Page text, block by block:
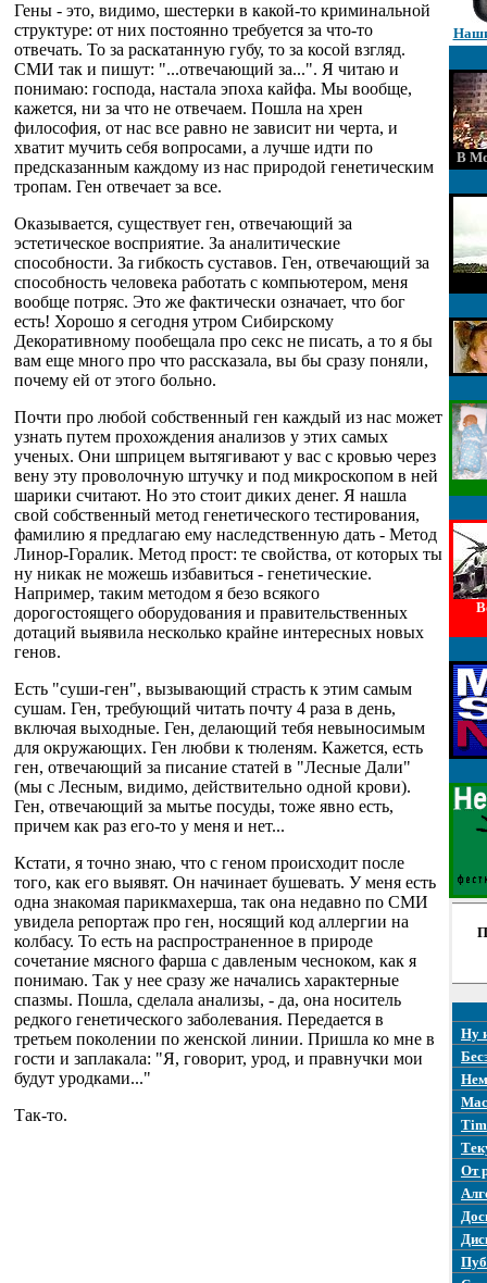
Гены - это, видимо, шестерки в какой-то криминальной
структуре: от них постоянно требуется за что-то
отвечать. То за раскатанную губу, то за косой взгляд.
СМИ так и пишут: "...отвечающий за...". Я читаю и
понимаю: господа, настала эпоха кайфа. Мы вообще,
кажется, ни за что не отвечаем. Пошла на хрен
философия, от нас все равно не зависит ни черта, и
хватит мучить себя вопросами, а лучше идти по
предсказанным каждому из нас природой генетическим
тропам. Ген отвечает за все.
Оказывается, существует ген, отвечающий за
эстетическое восприятие. За аналитические
способности. За гибкость суставов. Ген, отвечающий за
способность человека работать с компьютером, меня
вообще потряс. Это же фактически означает, что бог
есть! Хорошо я сегодня утром Сибирскому
Декоративному пообещала про секс не писать, а то я бы
вам еще много про что рассказала, вы бы сразу поняли,
почему ей от этого больно.
Почти про любой собственный ген каждый из нас может
узнать путем прохождения анализов у этих самых
ученых. Они шприцем вытягивают у вас с кровью через
вену эту проволочную штучку и под микроскопом в ней
шарики считают. Но это стоит диких денег. Я нашла
свой собственный метод генетического тестирования,
фамилию я предлагаю ему наследственную дать - Метод
Линор-Горалик. Метод прост: те свойства, от которых ты
ну никак не можешь избавиться - генетические.
Например, таким методом я безо всякого
дорогостоящего оборудования и правительственных
дотаций выявила несколько крайне интересных новых
генов.
Есть "суши-ген", вызывающий страсть к этим самым
сушам. Ген, требующий читать почту 4 раза в день,
включая выходные. Ген, делающий тебя невыносимым
для окружающих. Ген любви к тюленям. Кажется, есть
ген, отвечающий за писание статей в "Лесные Дали"
(мы с Лесным, видимо, действительно одной крови).
Ген, отвечающий за мытье посуды, тоже явно есть,
причем как раз его-то у меня и нет...
Кстати, я точно знаю, что с геном проиcходит после
того, как его выявят. Он начинает бушевать. У меня есть
одна знакомая парикмахерша, так она недавно по СМИ
увидела репортаж про ген, носящий код аллергии на
колбасу. То есть на распространенное в природе
сочетание мясного фарша с давленым чесноком, как я
понимаю. Так у нее сразу же начались характерные
спазмы. Пошла, сделала анализы, - да, она носитель
редкого генетического заболевания. Передается в
третьем поколении по женской линии. Пришла ко мне в
гости и заплакала: "Я, говорит, урод, и правнучки мои
будут уродками..."
Так-то.
В
Ну
От